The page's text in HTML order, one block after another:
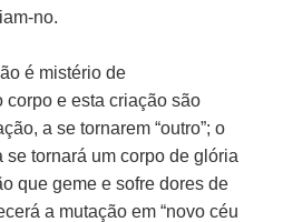
no.
é mistério de
corpo e esta criação são
a se tornarem “outro”; o
se tornará um corpo de glória
que geme e sofre dores de
a mutação em “novo céu